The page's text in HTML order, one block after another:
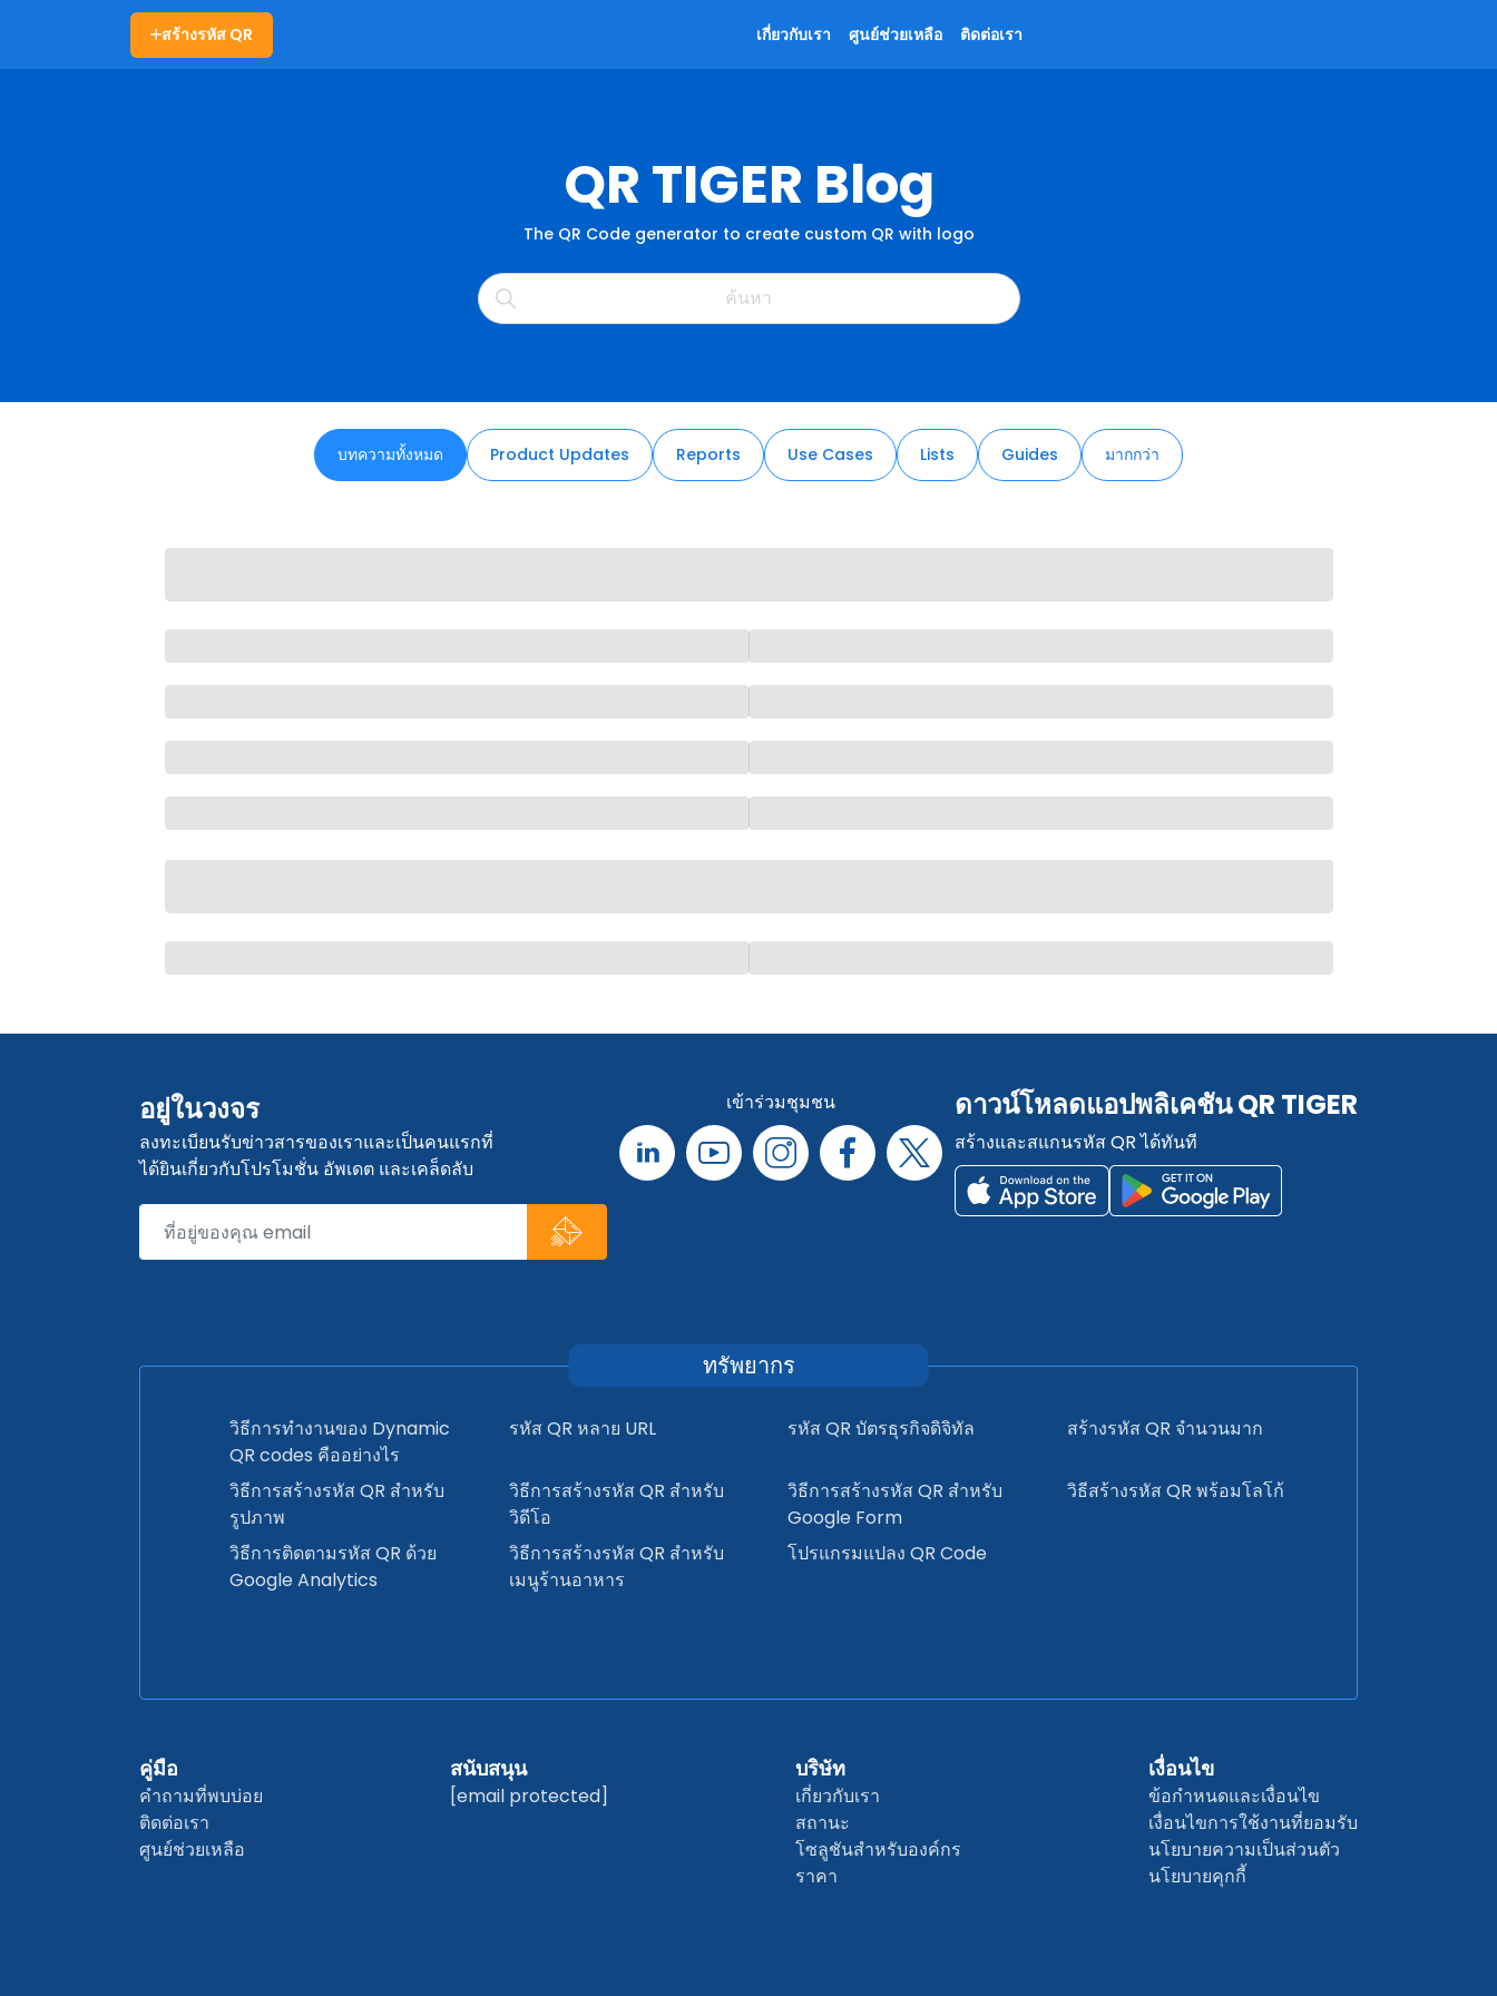
สร้างรหัส QR เกี่ยวกับเรา ศูนย์ช่วยเหลือ ติดต่อเรา
QR TIGER Blog
The QR Code generator to create custom QR with logo
บทความทั้งหมด Product Updates Reports Use Cases Lists Guides มากกว่า
อยู่ในวงจร
ลงทะเบียนรับข่าวสารของเราและเป็นคนแรกที่
ได้ยินเกี่ยวกับโปรโมชั่น อัพเดต และเคล็ดลับ
เข้าร่วมชุมชน ดาวน์โหลดแอปพลิเคชัน QR TIGER
สร้างและสแกนรหัส QR ได้ทันที
ทรัพยากร
วิธีการทำงานของ Dynamic
QR codes คืออย่างไร
รหัส QR หลาย URL รหัส QR บัตรธุรกิจดิจิทัล สร้างรหัส QR จำนวนมาก
วิธีการสร้างรหัส QR สำหรับ
รูปภาพ
วิธีการสร้างรหัส QR สำหรับ
วิดีโอ
วิธีการสร้างรหัส QR สำหรับ
Google Form
วิธีสร้างรหัส QR พร้อมโลโก้
วิธีการติดตามรหัส QR ด้วย
Google Analytics
วิธีการสร้างรหัส QR สำหรับ
เมนูร้านอาหาร
โปรแกรมแปลง QR Code
คู่มือ
คำถามที่พบบ่อย
ติดต่อเรา
ศูนย์ช่วยเหลือ
สนับสนุน
[email protected]
บริษัท
เกี่ยวกับเรา
สถานะ
โซลูชันสำหรับองค์กร
ราคา
เงื่อนไข
ข้อกำหนดและเงื่อนไข
เงื่อนไขการใช้งานที่ยอมรับ
นโยบายความเป็นส่วนตัว
นโยบายคุกกี้